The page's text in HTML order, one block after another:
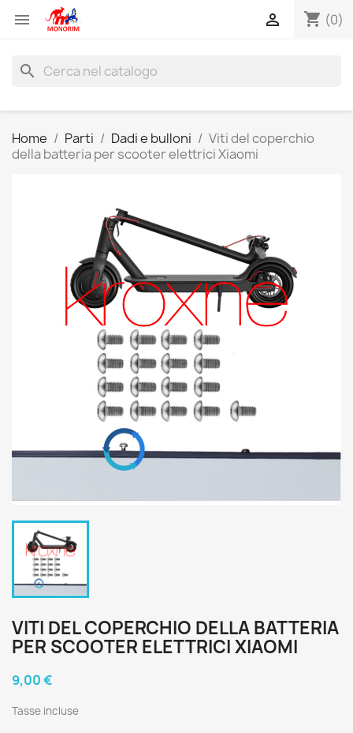
 shopping_cart (0)

search
Home Parti Dadi e bulloni
Viti del coperchio
della batteria per scooter elettrici Xiaomi
VITI DEL COPERCHIO DELLA BATTERIA
PER SCOOTER ELETTRICI XIAOMI
9,00 €
Tasse incluse